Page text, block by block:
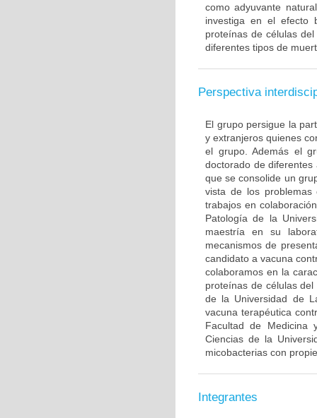
como adyuvante
investiga en el efecto
proteínas de células
diferentes tipos de
Perspectiva
El grupo persigue la
y extranjeros quienes
el grupo. Además el
doctorado de
que se consolide un
vista de los problemas
trabajos en
Patología de la
maestría en su
mecanismos de
candidato a vacuna
colaboramos en la
proteínas de células
de la Universidad de
vacuna terapéutica
Facultad de Medicina
Ciencias de la
micobacterias con
Integrantes